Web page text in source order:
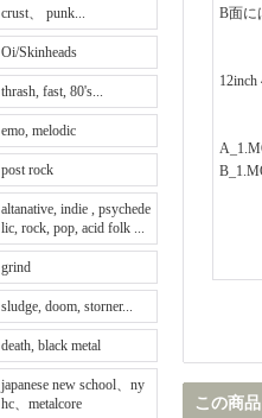
crust、 punk...
Oi/Skinheads
thrash, fast, 80's...
emo, melodic
post rock
altanative, indie , psychede
lic, rock, pop, acid folk ...
grind
sludge, doom, storner...
death, black metal
japanese new school、ny
hc、metalcore
B面に
12inch
この商